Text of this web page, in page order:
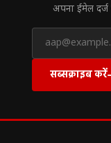
अपना ईमेल
सब्सक्राइब करें